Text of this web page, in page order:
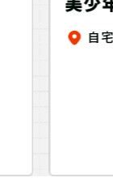
ム「自宅